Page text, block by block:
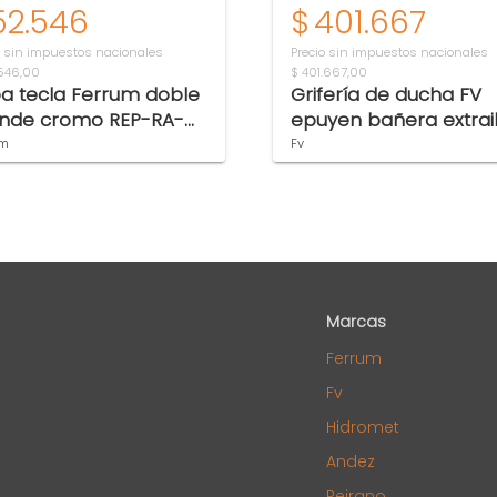
sin impuestos nacionales
tecla Ferrum doble
cromo REP-RA-
$401.667
Precio sin impuestos nacionales
$ 401.667,00
Grifería de ducha FV
epuyen bañera
con ducha 0310/L2-CR
Fv
Marcas
Ferrum
Fv
Hidromet
Andez